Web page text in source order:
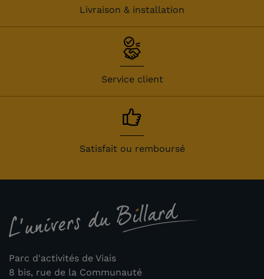
Livraison & installation
Service client
Satisfait ou remboursé
Parc d'activités de Viais
8 bis, rue de la Communauté